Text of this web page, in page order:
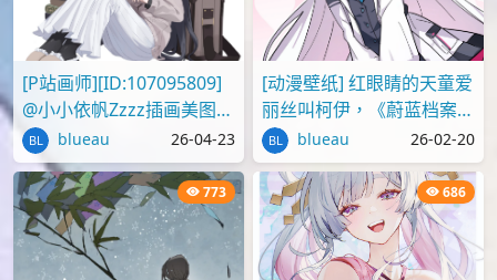
投稿 2133 篇 0 节操 7810
热门
2,154 1,111